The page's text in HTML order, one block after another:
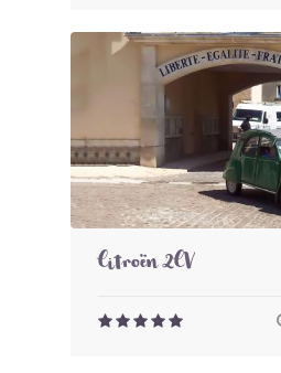
Citroën 2CV